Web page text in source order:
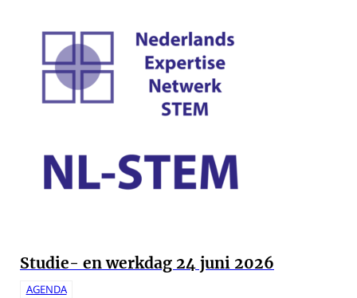
Studie- en werkdag 24 juni 2026
AGENDA